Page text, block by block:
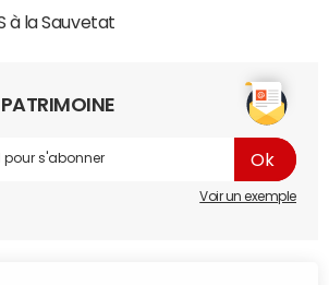
à la Sauvetat
Voir un exemple